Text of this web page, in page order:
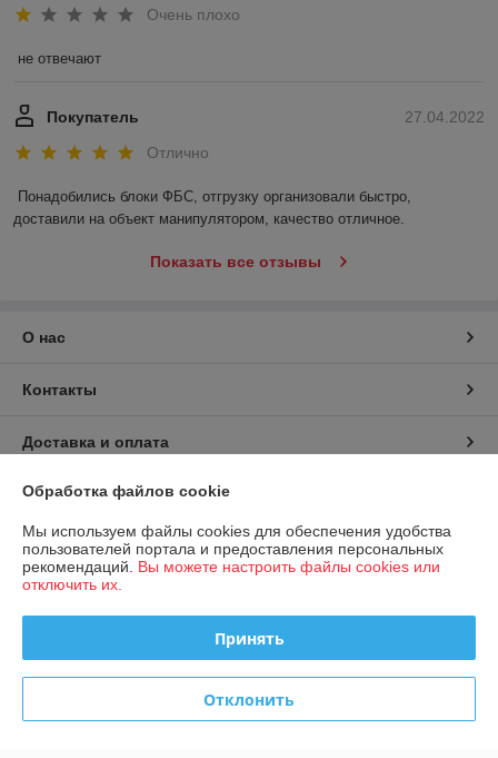
Очень плохо
не отвечают
27.04.2022
Покупатель
Отлично
Понадобились блоки ФБС, отгрузку организовали быстро,
доставили на объект манипулятором, качество отличное.
Показать все отзывы
О нас
Контакты
Доставка и оплата
График работы
Полная версия сайта
Сайт создан на платформе Deal.by
Обработка файлов cookie
Мы используем файлы cookies для обеспечения удобства
пользователей портала и предоставления персональных
рекомендаций. Вы можете настроить файлы cookies или
отключить их.
Принять
Отклонить